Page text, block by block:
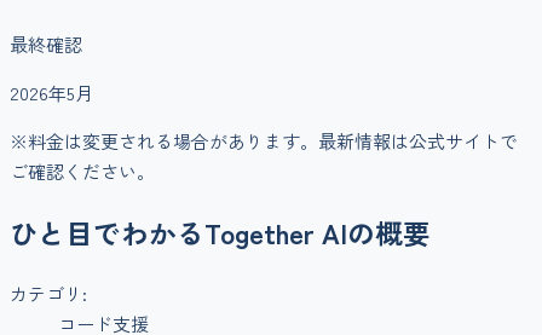
最終確認
2026年5月
※料金は変更される場合があります。最新情報は公式サイトで
ご確認ください。
ひと目でわかるTogether AIの概要
カテゴリ:
コード支援